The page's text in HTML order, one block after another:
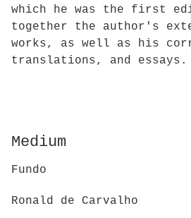
which he was the first
together the author's
works, as well as his
translations, and essays.
Medium
Fundo
Ronald de Carvalho